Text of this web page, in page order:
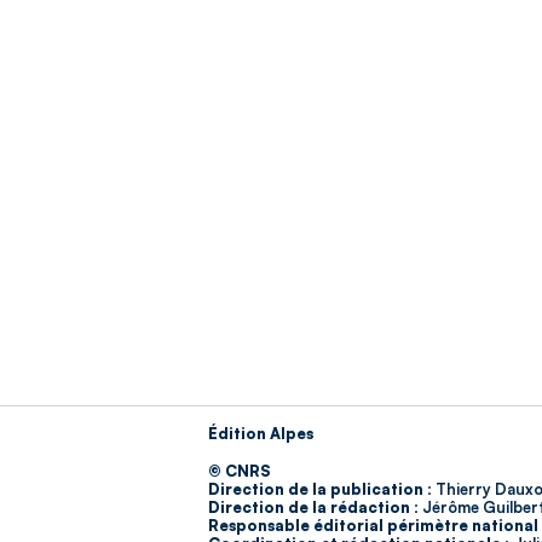
Édition Alpes
© CNRS
Direction de la publication : Thierry
Direction de la rédaction : Jérôme
Responsable éditorial périmètre national